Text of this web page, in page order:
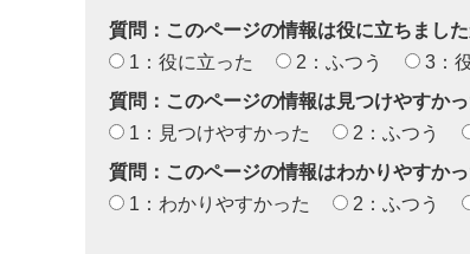
質問：このページの情報は役に立ちました
1：役に立った
2：ふつう
3：
質問：このページの情報は見つけやすか
1：見つけやすかった
2：ふつう
質問：このページの情報はわかりやすか
1：わかりやすかった
2：ふつう